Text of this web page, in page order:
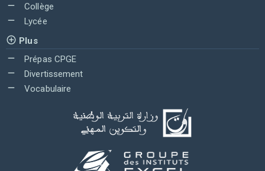
Collège
Lycée
Plus
Prépas CPGE
Divertissement
Vocabulaire